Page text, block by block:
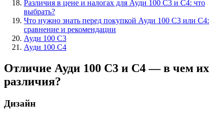
Различия в цене и налогах для Ауди 100 С3 и С4: что
выбрать?
Что нужно знать перед покупкой Ауди 100 С3 или С4:
сравнение и рекомендации
Ауди 100 С3
Ауди 100 С4
Отличие Ауди 100 С3 и С4 — в чем их
различия?
Дизайн